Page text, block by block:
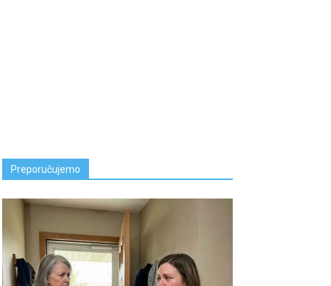
Preporučujemo